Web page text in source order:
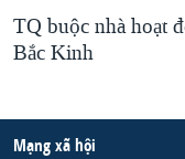
TQ buộc nhà hoạt
Bắc Kinh
Mạng xã hội